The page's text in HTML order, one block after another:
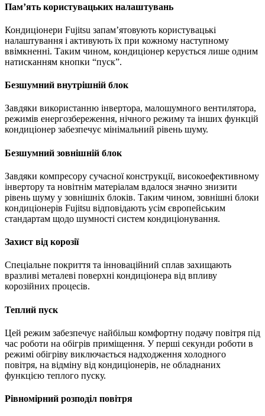
Пам’ять користувацьких налаштувань
Кондиціонери Fujitsu запам’ятовують користувацькі
налаштування і активують їх при кожному наступному
ввімкненні. Таким чином, кондиціонер керується лише одним
натисканням кнопки “пуск”.
Безшумний внутрішній блок
Завдяки використанню інвертора, малошумного вентилятора,
режимів енергозбереження, нічного режиму та інших функцій
кондиціонер забезпечує мінімальний рівень шуму.
Безшумний зовнішній блок
Завдяки компресору сучасної конструкції, високоефективному
інвертору та новітнім матеріалам вдалося значно знизити
рівень шуму у зовнішніх блоків. Таким чином, зовнішні блоки
кондиціонерів Fujitsu відповідають усім європейським
стандартам щодо шумності систем кондиціонування.
Захист від корозії
Спеціальне покриття та інноваційний сплав захищають
вразливі металеві поверхні кондиціонера від впливу
корозійних процесів.
Теплий пуск
Цей режим забезпечує найбільш комфортну подачу повітря під
час роботи на обігрів приміщення. У перші секунди роботи в
режимі обігріву виключається надходження холодного
повітря, на відміну від кондиціонерів, не обладнаних
функцією теплого пуску.
Рівномірний розподіл повітря